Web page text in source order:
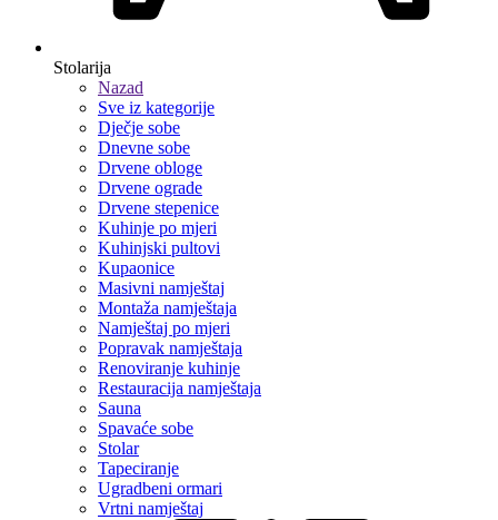
Stolarija
Nazad
Sve iz kategorije
Dječje sobe
Dnevne sobe
Drvene obloge
Drvene ograde
Drvene stepenice
Kuhinje po mjeri
Kuhinjski pultovi
Kupaonice
Masivni namještaj
Montaža namještaja
Namještaj po mjeri
Popravak namještaja
Renoviranje kuhinje
Restauracija namještaja
Sauna
Spavaće sobe
Stolar
Tapeciranje
Ugradbeni ormari
Vrtni namještaj